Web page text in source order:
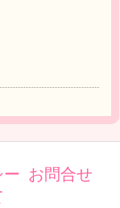
お問合せ